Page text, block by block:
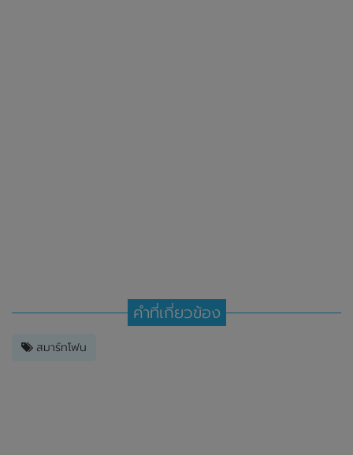
คำที่เกี่ยวข้อง
สมาร์ทโฟน